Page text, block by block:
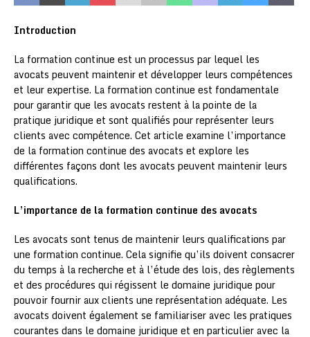
Introduction
La formation continue est un processus par lequel les
avocats peuvent maintenir et développer leurs compétences
et leur expertise. La formation continue est fondamentale
pour garantir que les avocats restent à la pointe de la
pratique juridique et sont qualifiés pour représenter leurs
clients avec compétence. Cet article examine l’importance
de la formation continue des avocats et explore les
différentes façons dont les avocats peuvent maintenir leurs
qualifications.
L’importance de la formation continue des avocats
Les avocats sont tenus de maintenir leurs qualifications par
une formation continue. Cela signifie qu’ils doivent consacrer
du temps à la recherche et à l’étude des lois, des règlements
et des procédures qui régissent le domaine juridique pour
pouvoir fournir aux clients une représentation adéquate. Les
avocats doivent également se familiariser avec les pratiques
courantes dans le domaine juridique et en particulier avec la